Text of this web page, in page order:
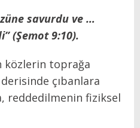
savurdu ve …
(Şemot 9:10).
közlerin toprağa
derisinde çıbanlara
reddedilmenin fiziksel